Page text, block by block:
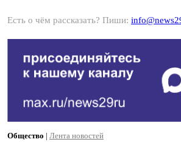
Есть о чём рассказать? Пиши:
Общество | Лента новостей